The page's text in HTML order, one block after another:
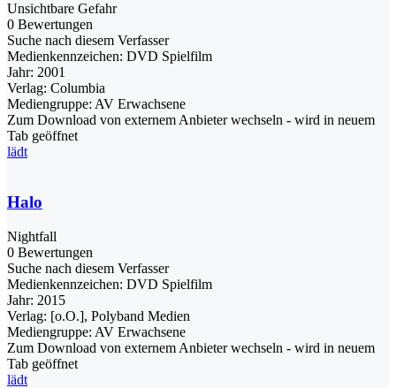
Unsichtbare Gefahr
0 Bewertungen
Suche nach diesem Verfasser
Medienkennzeichen: DVD Spielfilm
Jahr: 2001
Verlag: Columbia
Mediengruppe: AV Erwachsene
Zum Download von externem Anbieter wechseln - wird in neuem
Tab geöffnet
lädt
Halo
Nightfall
0 Bewertungen
Suche nach diesem Verfasser
Medienkennzeichen: DVD Spielfilm
Jahr: 2015
Verlag: [o.O.], Polyband Medien
Mediengruppe: AV Erwachsene
Zum Download von externem Anbieter wechseln - wird in neuem
Tab geöffnet
lädt